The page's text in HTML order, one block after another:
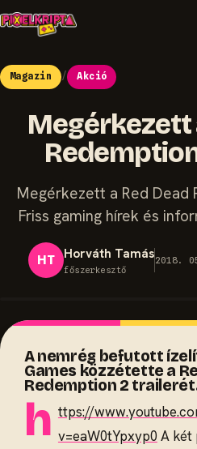
Magazin / Akció
Megérkezett
Megérkezett a Red Dead
Friss gaming hírek és
HT Horváth Tamás
főszerkesztő
2018.
A nemrég befutott
Games közzétette a
Redemption 2
h ttps://
v=eaW0tYpxyp0 A két